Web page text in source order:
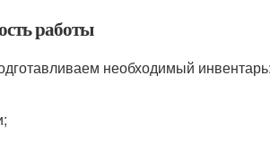
работы
необходимый инвентарь: